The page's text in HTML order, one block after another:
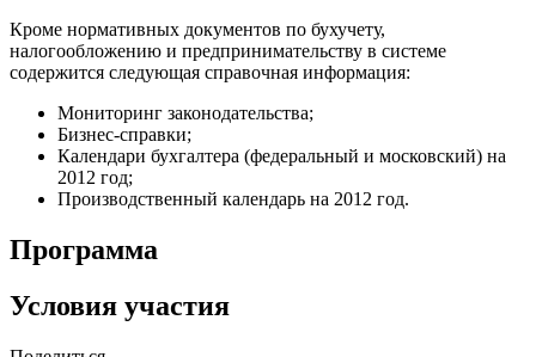
Кроме нормативных документов по бухучету,
налогообложению и предпринимательству в системе
содержится следующая справочная информация:
Мониторинг законодательства;
Бизнес-справки;
Календари бухгалтера (федеральный и московский) на
2012 год;
Производственный календарь на 2012 год.
Программа
Условия участия